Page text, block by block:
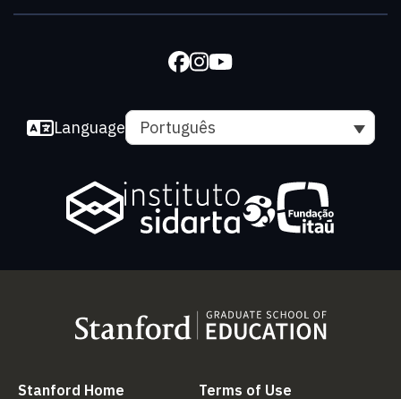
Language Português
Stanford Home (link is external)Terms of Use